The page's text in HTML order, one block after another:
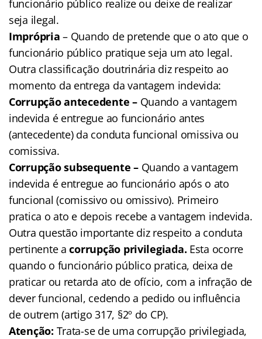
funcionário público realize ou deixe de realizar
seja ilegal.
Imprópria – Quando de pretende que o ato que o
funcionário público pratique seja um ato legal.
Outra classificação doutrinária diz respeito ao
momento da entrega da vantagem indevida:
Corrupção antecedente –Quando a vantagem
indevida é entregue ao funcionário antes
(antecedente) da conduta funcional omissiva ou
comissiva.
Corrupçãosubsequente –Quando a vantagem
indevida é entregue ao funcionário após o ato
funcional (comissivo ou omissivo). Primeiro
pratica o ato e depois recebe a vantagem indevida.
Outra questão importante diz respeito a conduta
pertinente a corrupção privilegiada. Esta ocorre
quando o funcionário público pratica, deixa de
praticar ou retarda ato de ofício, com a infração de
dever funcional, cedendo a pedido ou influência
de outrem (artigo 317, §2º do CP).
Atenção: Trata-se de uma corrupção privilegiada,